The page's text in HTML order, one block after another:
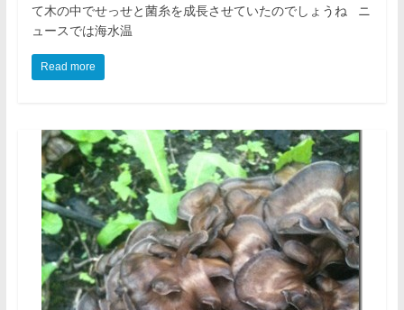
て木の中でせっせと菌糸を成長させていたのでしょうね ニ
ュースでは海水温
Read more